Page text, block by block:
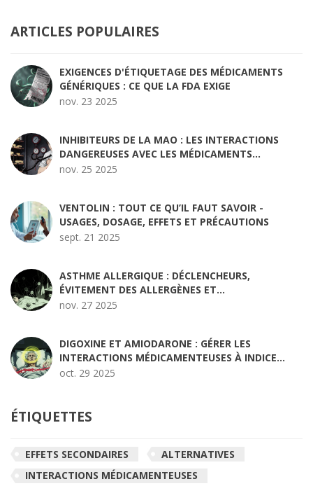
ARTICLES POPULAIRES
EXIGENCES D'ÉTIQUETAGE DES MÉDICAMENTS
GÉNÉRIQUES : CE QUE LA FDA EXIGE
nov. 23 2025
INHIBITEURS DE LA MAO : LES INTERACTIONS
DANGEREUSES AVEC LES MÉDICAMENTS
COURANTS
nov. 25 2025
VENTOLIN : TOUT CE QU’IL FAUT SAVOIR -
USAGES, DOSAGE, EFFETS ET PRÉCAUTIONS
sept. 21 2025
ASTHME ALLERGIQUE : DÉCLENCHEURS,
ÉVITEMENT DES ALLERGÈNES ET
IMMUNOTHÉRAPIE
nov. 27 2025
DIGOXINE ET AMIODARONE : GÉRER LES
INTERACTIONS MÉDICAMENTEUSES À INDICE
THÉRAPEUTIQUE ÉTROIT
oct. 29 2025
ÉTIQUETTES
EFFETS SECONDAIRES
ALTERNATIVES
INTERACTIONS MÉDICAMENTEUSES